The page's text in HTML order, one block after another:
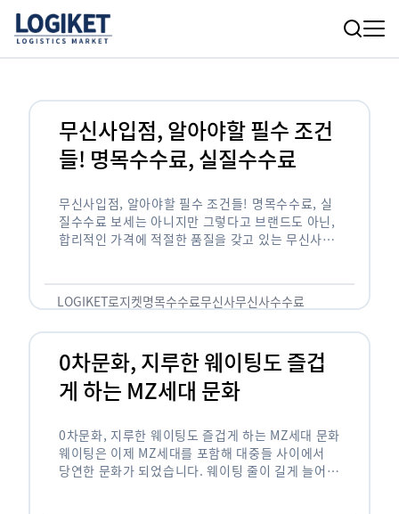
무신사입점, 알아야할 필수 조건
들! 명목수수료, 실질수수료
무신사입점, 알아야할 필수 조건들! 명목수수료, 실
질수수료 보세는 아니지만 그렇다고 브랜드도 아닌,
합리적인 가격에 적절한 품질을 갖고 있는 무신사!
LOGIKET로지켓명목수수료무신사무신사수수료
0차문화, 지루한 웨이팅도 즐겁
게 하는 MZ세대 문화
0차문화, 지루한 웨이팅도 즐겁게 하는 MZ세대 문화
웨이팅은 이제 MZ세대를 포함해 대중들 사이에서
당연한 문화가 되었습니다. 웨이팅 줄이 길게 늘어서